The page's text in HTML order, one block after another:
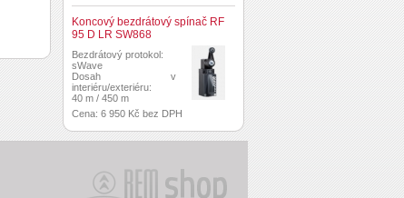
Koncový bezdrátový spínač RF
95 D LR SW868
Bezdrátový protokol:
sWave
Dosah v
interiéru/exteriéru:
40 m / 450 m
Cena: 6 950 Kč bez DPH